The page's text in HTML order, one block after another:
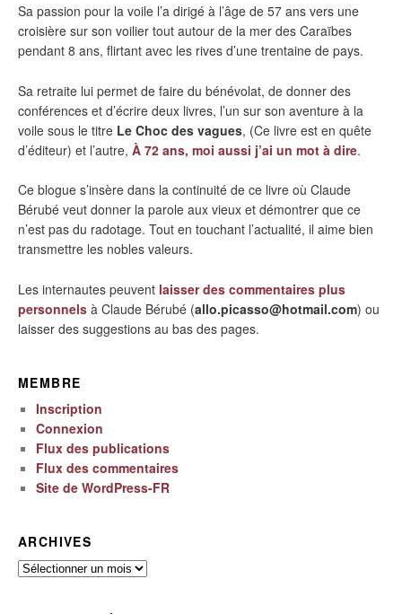
Sa passion pour la voile l’a dirigé à l’âge de 57 ans vers une
croisière sur son voilier tout autour de la mer des Caraïbes
pendant 8 ans, flirtant avec les rives d’une trentaine de pays.
Sa retraite lui permet de faire du bénévolat, de donner des
conférences et d’écrire deux livres, l’un sur son aventure à la
voile sous le titre Le Choc des vagues, (Ce livre est en quête
d’éditeur) et l’autre, À 72 ans, moi aussi j’ai un mot à dire.
Ce blogue s’insère dans la continuité de ce livre où Claude
Bérubé veut donner la parole aux vieux et démontrer que ce
n’est pas du radotage. Tout en touchant l’actualité, il aime bien
transmettre les nobles valeurs.
Les internautes peuvent laisser des commentaires plus
personnels à Claude Bérubé (allo.picasso@hotmail.com) ou
laisser des suggestions au bas des pages.
MEMBRE
Inscription
Connexion
Flux des publications
Flux des commentaires
Site de WordPress-FR
ARCHIVES
Archives